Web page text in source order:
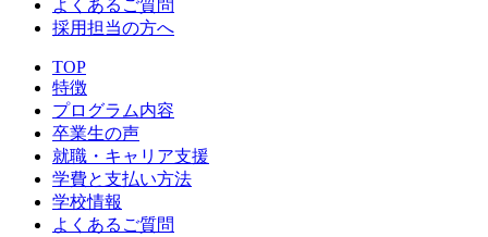
よくあるご質問
採用担当の方へ
TOP
特徴
プログラム内容
卒業生の声
就職・キャリア支援
学費と支払い方法
学校情報
よくあるご質問